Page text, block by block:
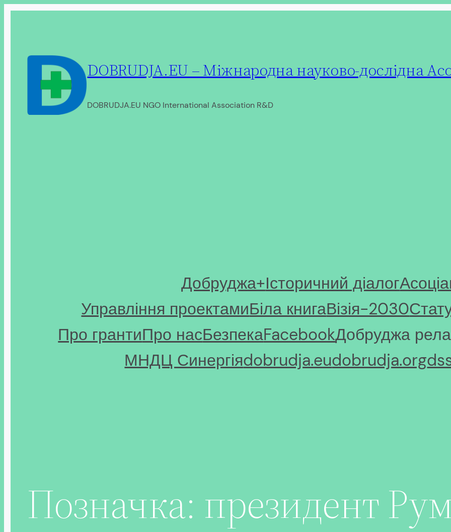
DOBRUDJA.EU – Міжнародна науково-дослідна
DOBRUDJA.EU NGO International Association R&D
Добруджа+Історичний діалог
Управління проектамиБіла книгаВізія-2030
Про грантиПро насБезпекаFacebookДобруджа
МНДЦ Синергіяdobrudja.eudobrudja.org
Позначка: президент